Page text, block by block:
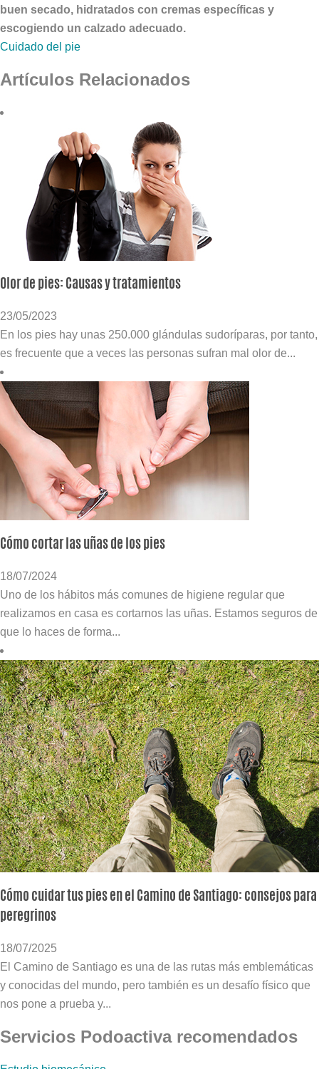
buen secado, hidratados con cremas específicas y
escogiendo un calzado adecuado.
Cuidado del pie
Artículos Relacionados
Olor de pies: Causas y tratamientos
23/05/2023
En los pies hay unas 250.000 glándulas sudoríparas, por tanto,
es frecuente que a veces las personas sufran mal olor de...
Cómo cortar las uñas de los pies
18/07/2024
Uno de los hábitos más comunes de higiene regular que
realizamos en casa es cortarnos las uñas. Estamos seguros de
que lo haces de forma...
Cómo cuidar tus pies en el Camino de Santiago: consejos para
peregrinos
18/07/2025
El Camino de Santiago es una de las rutas más emblemáticas
y conocidas del mundo, pero también es un desafío físico que
nos pone a prueba y...
Servicios Podoactiva recomendados